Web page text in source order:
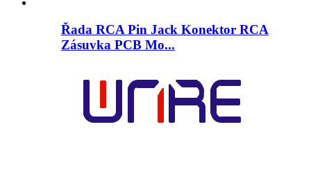
Řada RCA Pin Jack Konektor RCA
Zásuvka PCB Mo...